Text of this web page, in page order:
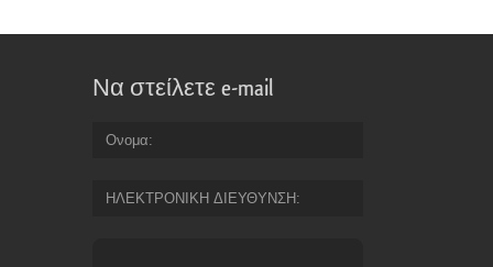
Να στείλετε e-mail
Ονομα
ΗΛΕΚΤΡΟΝΙΚΗ ΔΙΕΥΘΥΝΣΗ